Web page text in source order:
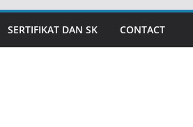
للمعاهد
SERTIFIKAT DAN SK CONTACT